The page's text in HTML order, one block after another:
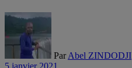
Par Abel ZINDODJI
5 janvier 2021